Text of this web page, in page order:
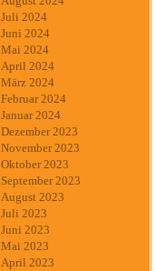
Juli 2024
Juni 2024
Mai 2024
April 2024
März 2024
Februar 2024
Januar 2024
Dezember 2023
November 2023
Oktober 2023
September 2023
August 2023
Juli 2023
Juni 2023
Mai 2023
April 2023